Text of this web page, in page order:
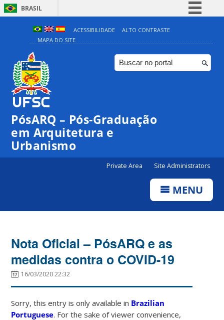
BRASIL
Simplifique!
Comunica BR
Participe
ACESSIBILIDADE
ALTO CONTRASTE
MAPA DO SITE
PósARQ – Pós-Graduação
em Arquitetura e
Urbanismo
Private Area Site Administrators
MENU
Nota Oficial – PósARQ e as
medidas contra o COVID-19
16/03/2020 22:32
Sorry, this entry is only available in Brazilian
Portuguese. For the sake of viewer convenience,